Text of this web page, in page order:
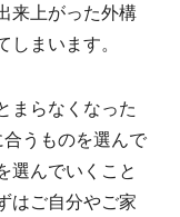
来上がった外構
まいます。
まらなくなった
うものを選んで
選んでいくこと
はご自分やご家